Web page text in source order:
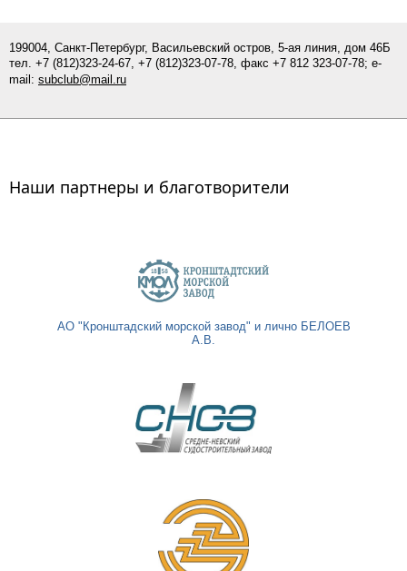
199004, Санкт-Петербург, Васильевский остров, 5-ая линия, дом 46Б
тел. +7 (812)323-24-67, +7 (812)323-07-78, факс +7 812 323-07-78; e-
mail: subclub@mail.ru
Наши партнеры и благотворители
АО "Кронштадский морской завод" и лично БЕЛОЕВ
А.В.